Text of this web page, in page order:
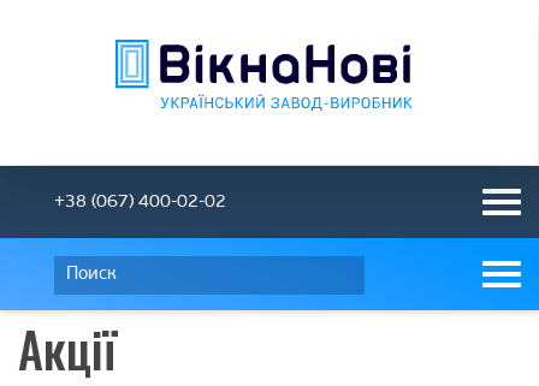
+38 (067) 400-02-02
Акції